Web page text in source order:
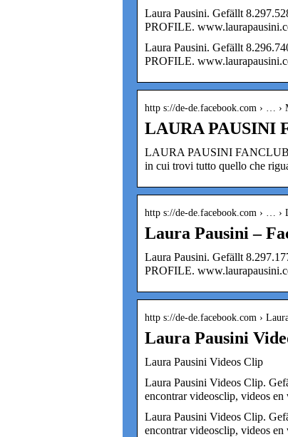
Laura Pausini. Gefällt
PROFILE.
Laura Pausini. Gefällt
PROFILE.
http s://de-de.facebook.com › … ›
LAURA PAUSINI
LAURA PAUSINI FANCLUB.
in cui trovi tutto quello che
http s://de-de.facebook.com › … ›
Laura Pausini –
Laura Pausini. Gefällt
PROFILE.
http s://de-de.facebook.com ›
Laura Pausini
Laura Pausini Videos Clip
Laura Pausini Videos Clip.
encontrar videosclip, videos
Laura Pausini Videos Clip.
encontrar videosclip, videos